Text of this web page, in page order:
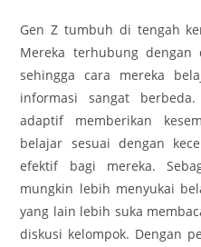
Gen Z tumbuh di tengah
Mereka terhubung
sehingga cara mereka
informasi sangat
adaptif memberikan
belajar sesuai dengan
efektif bagi mereka.
mungkin lebih menyukai
yang lain lebih suka
diskusi kelompok. Dengan